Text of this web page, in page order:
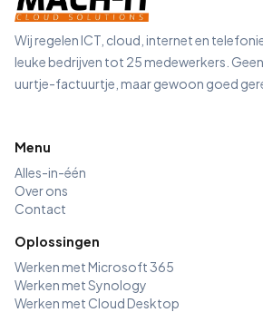
Wij regelen ICT, cloud, internet en
leuke bedrijven tot 25 medewerkers. Geen
uurtje-factuurtje, maar gewoon goed
Menu
Alles-in-één
Over ons
Contact
Oplossingen
Werken met Microsoft 365
Werken met Synology
Werken met Cloud Desktop